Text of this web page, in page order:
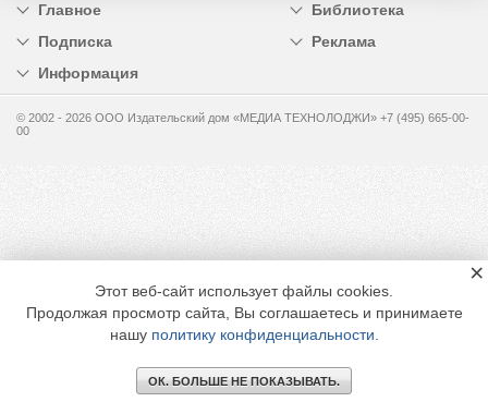
Главное
Библиотека
Подписка
Реклама
Информация
© 2002 - 2026 OOO Издательский дом «МЕДИА ТЕХНОЛОДЖИ» +7 (495) 665-00-
00
Этот веб-сайт использует файлы cookies.
Продолжая просмотр сайта, Вы соглашаетесь и принимаете
нашу политику конфиденциальности
ОК. БОЛЬШЕ НЕ ПОКАЗЫВАТЬ.
×